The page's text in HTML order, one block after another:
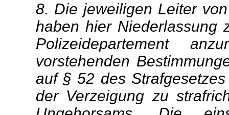
8. Die jeweiligen Leiter
haben hier Niederlassung
Polizeidepartement
vorstehenden
auf § 52 des
der Verzeigung zu